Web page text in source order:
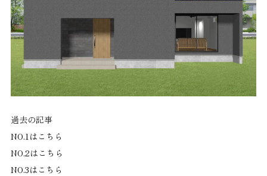
過去の記事
NO.1は こちら
NO.2は こちら
NO.3は こちら